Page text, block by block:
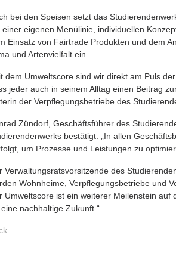
bei den Speisen setzt das
einer eigenen Menülinie, individuellen
Einsatz von Fairtrade Produkten und dem
und Artenvielfalt ein.
dem Umweltscore sind wir direkt am Puls
jeder auch in seinem Alltag einen Beitrag
der Verpflegungsbetriebe des
Zündorf, Geschäftsführer des
bestätigt: „In allen
um Prozesse und Leistungen zu
Verwaltungsratsvorsitzende des
Wohnheime, Verpflegungsbetriebe und
Umweltscore ist ein weiterer Meilenstein
nachhaltige Zukunft.“